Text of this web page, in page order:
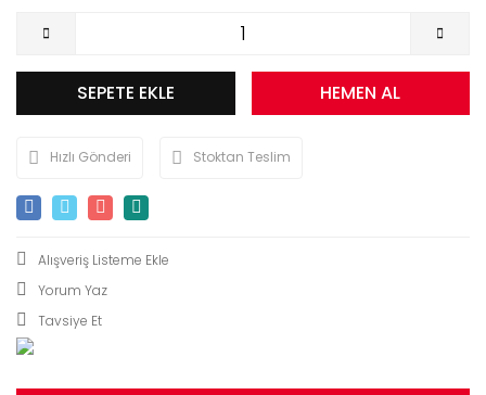
SEPETE EKLE HEMEN AL
Hızlı Gönderi Stoktan Teslim
Yorum Yaz
Tavsiye Et